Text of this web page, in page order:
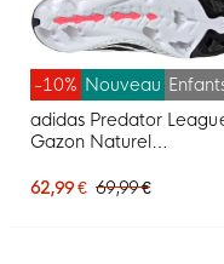
-10% Nouveau
adidas Predator
Gazon Naturel
Enfants Blanc Noir Rose
62,99 € 69,99 €